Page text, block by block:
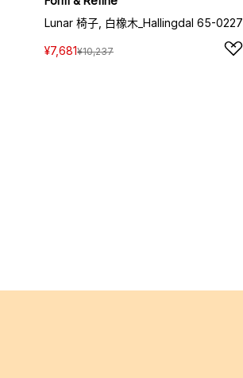
Lunar 椅子, 白橡木_Hallingdal 65-0227
¥7,681¥10,237